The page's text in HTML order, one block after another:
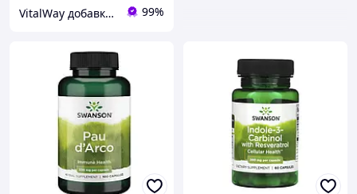
VitalWay добавки для здоров'я 99%